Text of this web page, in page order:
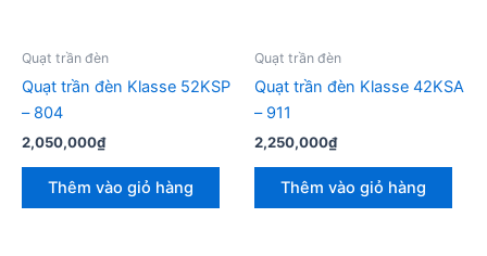
Quạt trần đèn
Quạt trần đèn Klasse 52KSP
– 804
2,050,000₫
Thêm vào giỏ hàng
Quạt trần đèn
Quạt trần đèn Klasse 42KSA
– 911
2,250,000₫
Thêm vào giỏ hàng